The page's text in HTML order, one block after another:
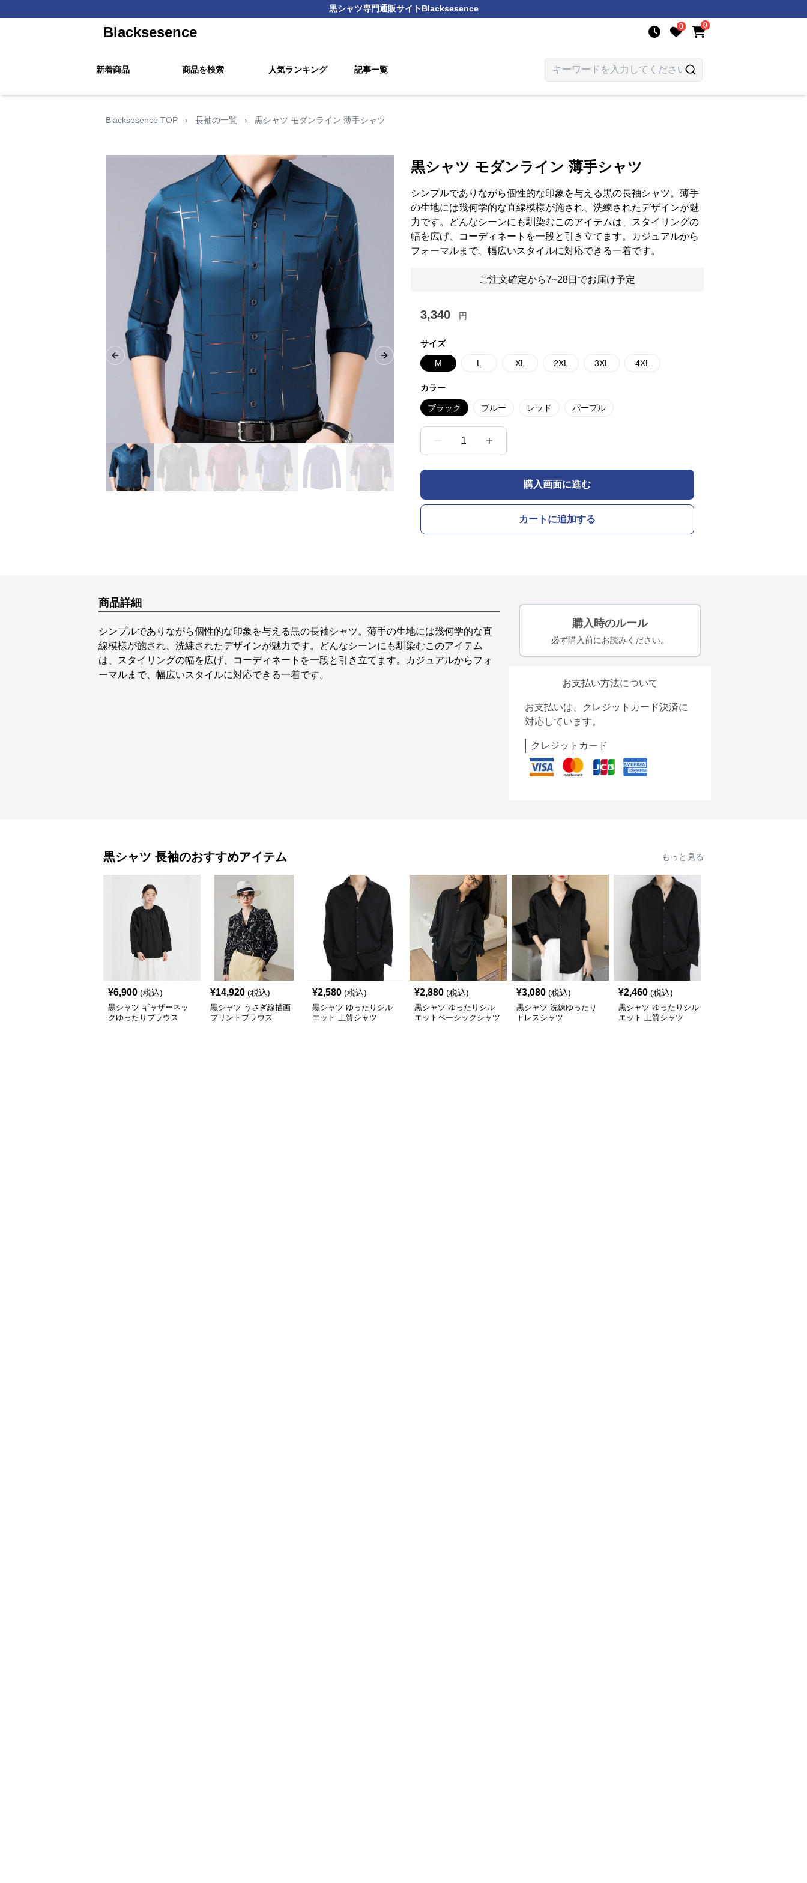
黒シャツ専門通販サイトBlacksesence
Blacksesence 0 0
新着商品 商品を検索 人気ランキング 記事一覧
Blacksesence TOP › 長袖の一覧 › 黒シャツ モダンライン 薄手シャツ
Previous slide Next slide
黒シャツ モダンライン 薄手シャツ
シンプルでありながら個性的な印象を与える黒の長袖シャツ。薄手
の生地には幾何学的な直線模様が施され、洗練されたデザインが魅
力です。どんなシーンにも馴染むこのアイテムは、スタイリングの
幅を広げ、コーディネートを一段と引き立てます。カジュアルから
フォーマルまで、幅広いスタイルに対応できる一着です。
ご注文確定から7~28日でお届け予定
3,340 円
サイズ
M L XL 2XL 3XL 4XL
カラー
ブラック ブルー レッド パープル
1
購入画面に進む
カートに追加する
商品詳細
シンプルでありながら個性的な印象を与える黒の長袖シャツ。薄手の生地には幾何学的な直
線模様が施され、洗練されたデザインが魅力です。どんなシーンにも馴染むこのアイテム
は、スタイリングの幅を広げ、コーディネートを一段と引き立てます。カジュアルからフォ
ーマルまで、幅広いスタイルに対応できる一着です。
購入時のルール
必ず購入前にお読みください。
お支払い方法について
お支払いは、クレジットカード決済に
対応しています。
クレジットカード
黒シャツ 長袖のおすすめアイテム もっと見る
¥6,900 (税込)
黒シャツ ギャザーネッ
クゆったりブラウス
¥14,920 (税込)
黒シャツ うさぎ線描画
プリントブラウス
¥2,580 (税込)
黒シャツ ゆったりシル
エット 上質シャツ
¥2,880 (税込)
黒シャツ ゆったりシル
エットベーシックシャツ
¥3,080 (税込)
黒シャツ 洗練ゆったり
ドレスシャツ
¥2,460 (税込)
黒シャツ ゆったりシル
エット 上質シャツ